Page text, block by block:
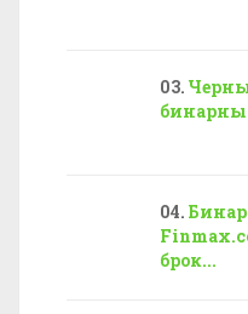
брок...